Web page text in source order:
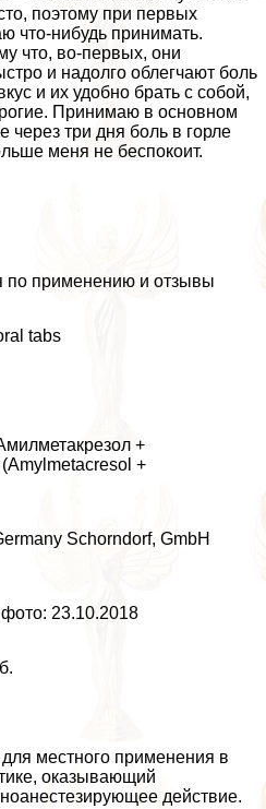
поэтому при первых
что-нибудь принимать.
что, во-первых, они
и надолго облегчают боль
и их удобно брать с собой,
Принимаю в основном
через три дня боль в горле
меня не беспокоит.
по применению и отзывы
tabs
+
+
Schorndorf, GmbH
23.10.2018
местного применения в
оказывающий
действие.